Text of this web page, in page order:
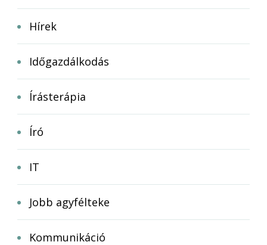
Hírek
Időgazdálkodás
Írásterápia
Író
IT
Jobb agyfélteke
Kommunikáció